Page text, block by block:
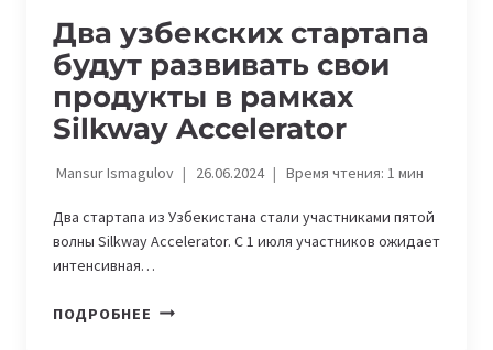
Два узбекских стартапа
будут развивать свои
продукты в рамках
Silkway Accelerator
Mansur Ismagulov 26.06.2024 Время чтения: 1мин
Два стартапа из Узбекистана стали участниками пятой
волны Silkway Accelerator. С 1 июля участников ожидает
интенсивная…
ПОДРОБНЕЕ ДВА